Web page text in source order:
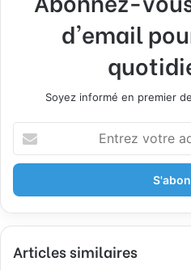
d'email
Soyez informé en premier
t
e
z
o
Articles similaires